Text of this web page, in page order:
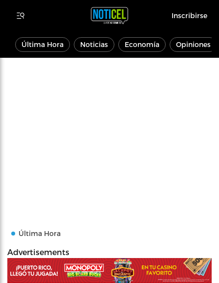
Inscribirse
Última Hora Noticias Economía Opiniones
Última Hora
Advertisements